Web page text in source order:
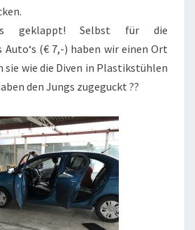
geklappt! Selbst für die
Auto‘s (€ 7,-) haben wir einen Ort
sie wie die Diven in Plastikstühlen
den Jungs zugeguckt ??